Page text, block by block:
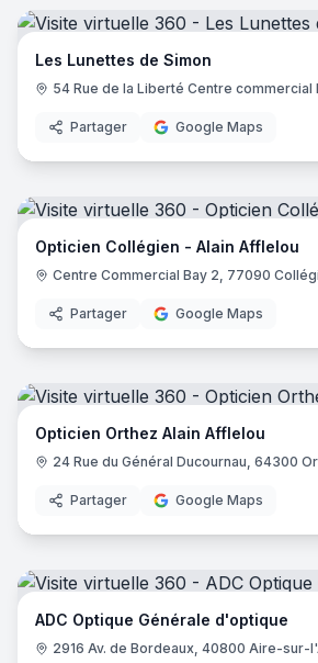
Les Lunettes de Simon
Partager Google Maps
Opticien Collégien - Alain Afflelou
Centre Commercial Bay 2, 77090
Partager Google Maps
Opticien Orthez Alain Afflelou
24 Rue du Général Ducournau, 64300
Partager Google Maps
ADC Optique Générale d'optique
2916 Av. de Bordeaux, 40800 Aire-sur-